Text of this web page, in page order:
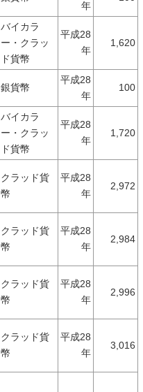
年
バイカラ
ー・クラッ
ド貨幣
平成28
年
1,620
銀貨幣
平成28
年
100
バイカラ
ー・クラッ
ド貨幣
平成28
年
1,720
クラッド貨
幣
平成28
年
2,972
クラッド貨
幣
平成28
年
2,984
クラッド貨
幣
平成28
年
2,996
クラッド貨
幣
平成28
年
3,016